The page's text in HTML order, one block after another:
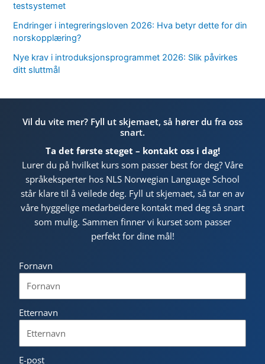
testsystemet
Endringer i integreringsloven 2026: Hva betyr dette for din
norskopplæring?
Nye krav i introduksjonsprogrammet 2026: Slik påvirkes
ditt sluttmål
Vil du vite mer? Fyll ut skjemaet, så hører du fra oss
snart.
Ta det første steget – kontakt oss i dag!
Lurer du på hvilket kurs som passer best for deg? Våre
språkeksperter hos NLS Norwegian Language School
står klare til å veilede deg. Fyll ut skjemaet, så tar en av
våre hyggelige medarbeidere kontakt med deg så snart
som mulig. Sammen finner vi kurset som passer
perfekt for dine mål!
Fornavn
Etternavn
E-post